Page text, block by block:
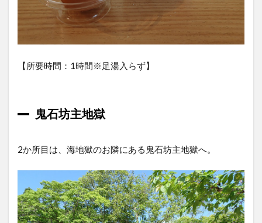
【所要時間：1時間※足湯入らず】
鬼石坊主地獄
2か所目は、海地獄のお隣にある鬼石坊主地獄へ。